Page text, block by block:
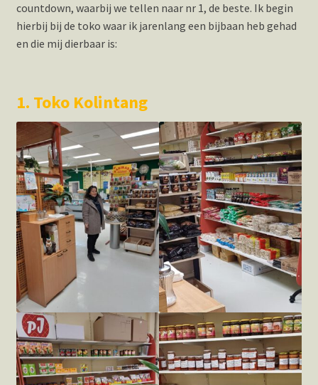
countdown, waarbij we tellen naar nr 1, de beste. Ik begin
hierbij bij de toko waar ik jarenlang een bijbaan heb gehad
en die mij dierbaar is:
1. Toko Kolintang